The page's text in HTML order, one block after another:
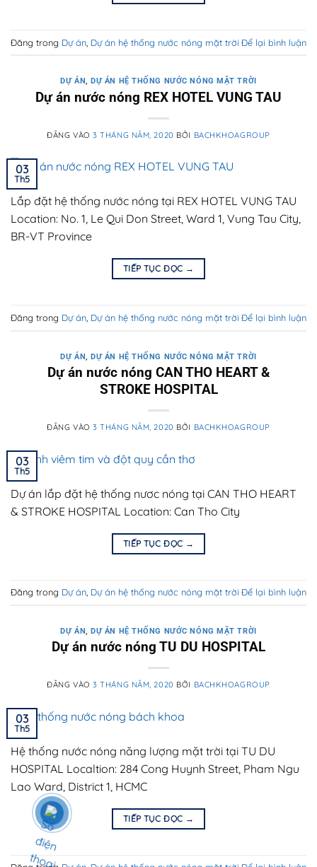
Đăng trong Dự án Dự án hệ thống nước nóng mặt trời Để lại bình luận
DỰ ÁN, DỰ ÁN HỆ THỐNG NƯỚC NÓNG MẶT TRỜI
Dự án nước nóng REX HOTEL VUNG TAU
ĐĂNG VÀO3 THÁNG NĂM, 2020 BỞI BACHKHOAGROUP
03
Th5
Lắp đặt hệ thống nước nóng tại REX HOTEL VUNG TAU
Location: No. 1, Le Qui Don Street, Ward 1, Vung Tau City,
BR-VT Province
TIẾP TỤC ĐỌC →
Đăng trong Dự án Dự án hệ thống nước nóng mặt trời Để lại bình luận
DỰ ÁN ,DỰ ÁN HỆ THỐNG NƯỚC NÓNG MẶT TRỜI
Dự án nước nóng CAN THO HEART &
STROKE HOSPITAL
ĐĂNG VÀO3 THÁNG NĂM, 2020 BỞI BACHKHOAGROUP
03
Th5
Dự án lắp đặt hệ thống nươc nóng tại CAN THO HEART
& STROKE HOSPITAL Location: Can Tho City
TIẾP TỤC ĐỌC →
Đăng trong Dự án Dự án hệ thống nước nóng mặt trời Để lại bình luận
DỰ ÁN,DỰ ÁN HỆ THỐNG NƯỚC NÓNG MẶT TRỜI
Dự án nước nóng TU DU HOSPITAL
ĐĂNG VÀO3 THÁNG NĂM, 2020 BỞI BACHKHOAGROUP
03
Th5
Hệ thống nước nóng năng lượng mặt trời tại TU DU
HOSPITAL Localtion: 284 Cong Huynh Street, Pham Ngu
Lao Ward, District 1, HCMC
TIẾP TỤC ĐỌC →